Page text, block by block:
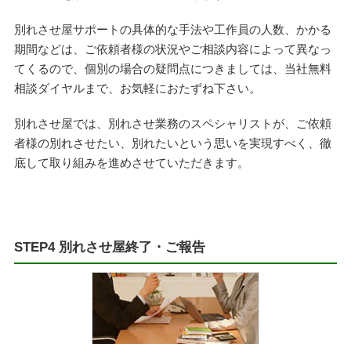
別れさせ屋サポートの具体的な手法や工作員の人数、かかる
期間などは、ご依頼者様の状況やご相談内容によって異なっ
てくるので、個別の場合の疑問点につきましては、当社無料
相談ダイヤルまで、お気軽におたずね下さい。
別れさせ屋では、別れさせ業務のスペシャリストが、ご依頼
者様の別れさせたい、別れたいという思いを実現すべく、徹
底して取り組みを進めさせていただきます。
STEP4 別れさせ屋終了・ご報告